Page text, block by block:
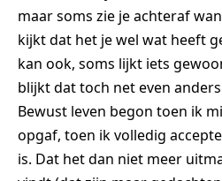
maar soms zie je achteraf
kijkt dat het je wel wat heeft
kan ook, soms lijkt iets
blijkt dat toch net even
Bewust leven begon toen ik
opgaf, toen ik volledig
is. Dat het dan niet meer